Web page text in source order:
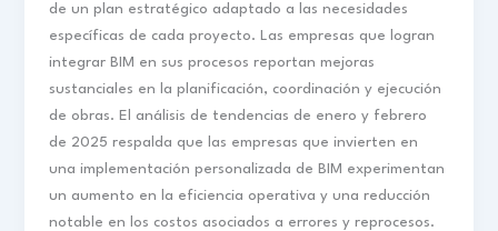
de un plan estratégico adaptado a las necesidades
específicas de cada proyecto. Las empresas que logran
integrar BIM en sus procesos reportan mejoras
sustanciales en la planificación, coordinación y ejecución
de obras. El análisis de tendencias de enero y febrero
de 2025 respalda que las empresas que invierten en
una implementación personalizada de BIM experimentan
un aumento en la eficiencia operativa y una reducción
notable en los costos asociados a errores y reprocesos.